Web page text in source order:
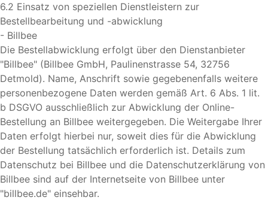
6.2 Einsatz von speziellen Dienstleistern zur
Bestellbearbeitung und -abwicklung
- Billbee
Die Bestellabwicklung erfolgt über den Dienstanbieter
"Billbee" (Billbee GmbH, Paulinenstrasse 54, 32756
Detmold). Name, Anschrift sowie gegebenenfalls weitere
personenbezogene Daten werden gemäß Art. 6 Abs. 1 lit.
b DSGVO ausschließlich zur Abwicklung der Online-
Bestellung an Billbee weitergegeben. Die Weitergabe Ihrer
Daten erfolgt hierbei nur, soweit dies für die Abwicklung
der Bestellung tatsächlich erforderlich ist. Details zum
Datenschutz bei Billbee und die Datenschutzerklärung von
Billbee sind auf der Internetseite von Billbee unter
"billbee.de" einsehbar.